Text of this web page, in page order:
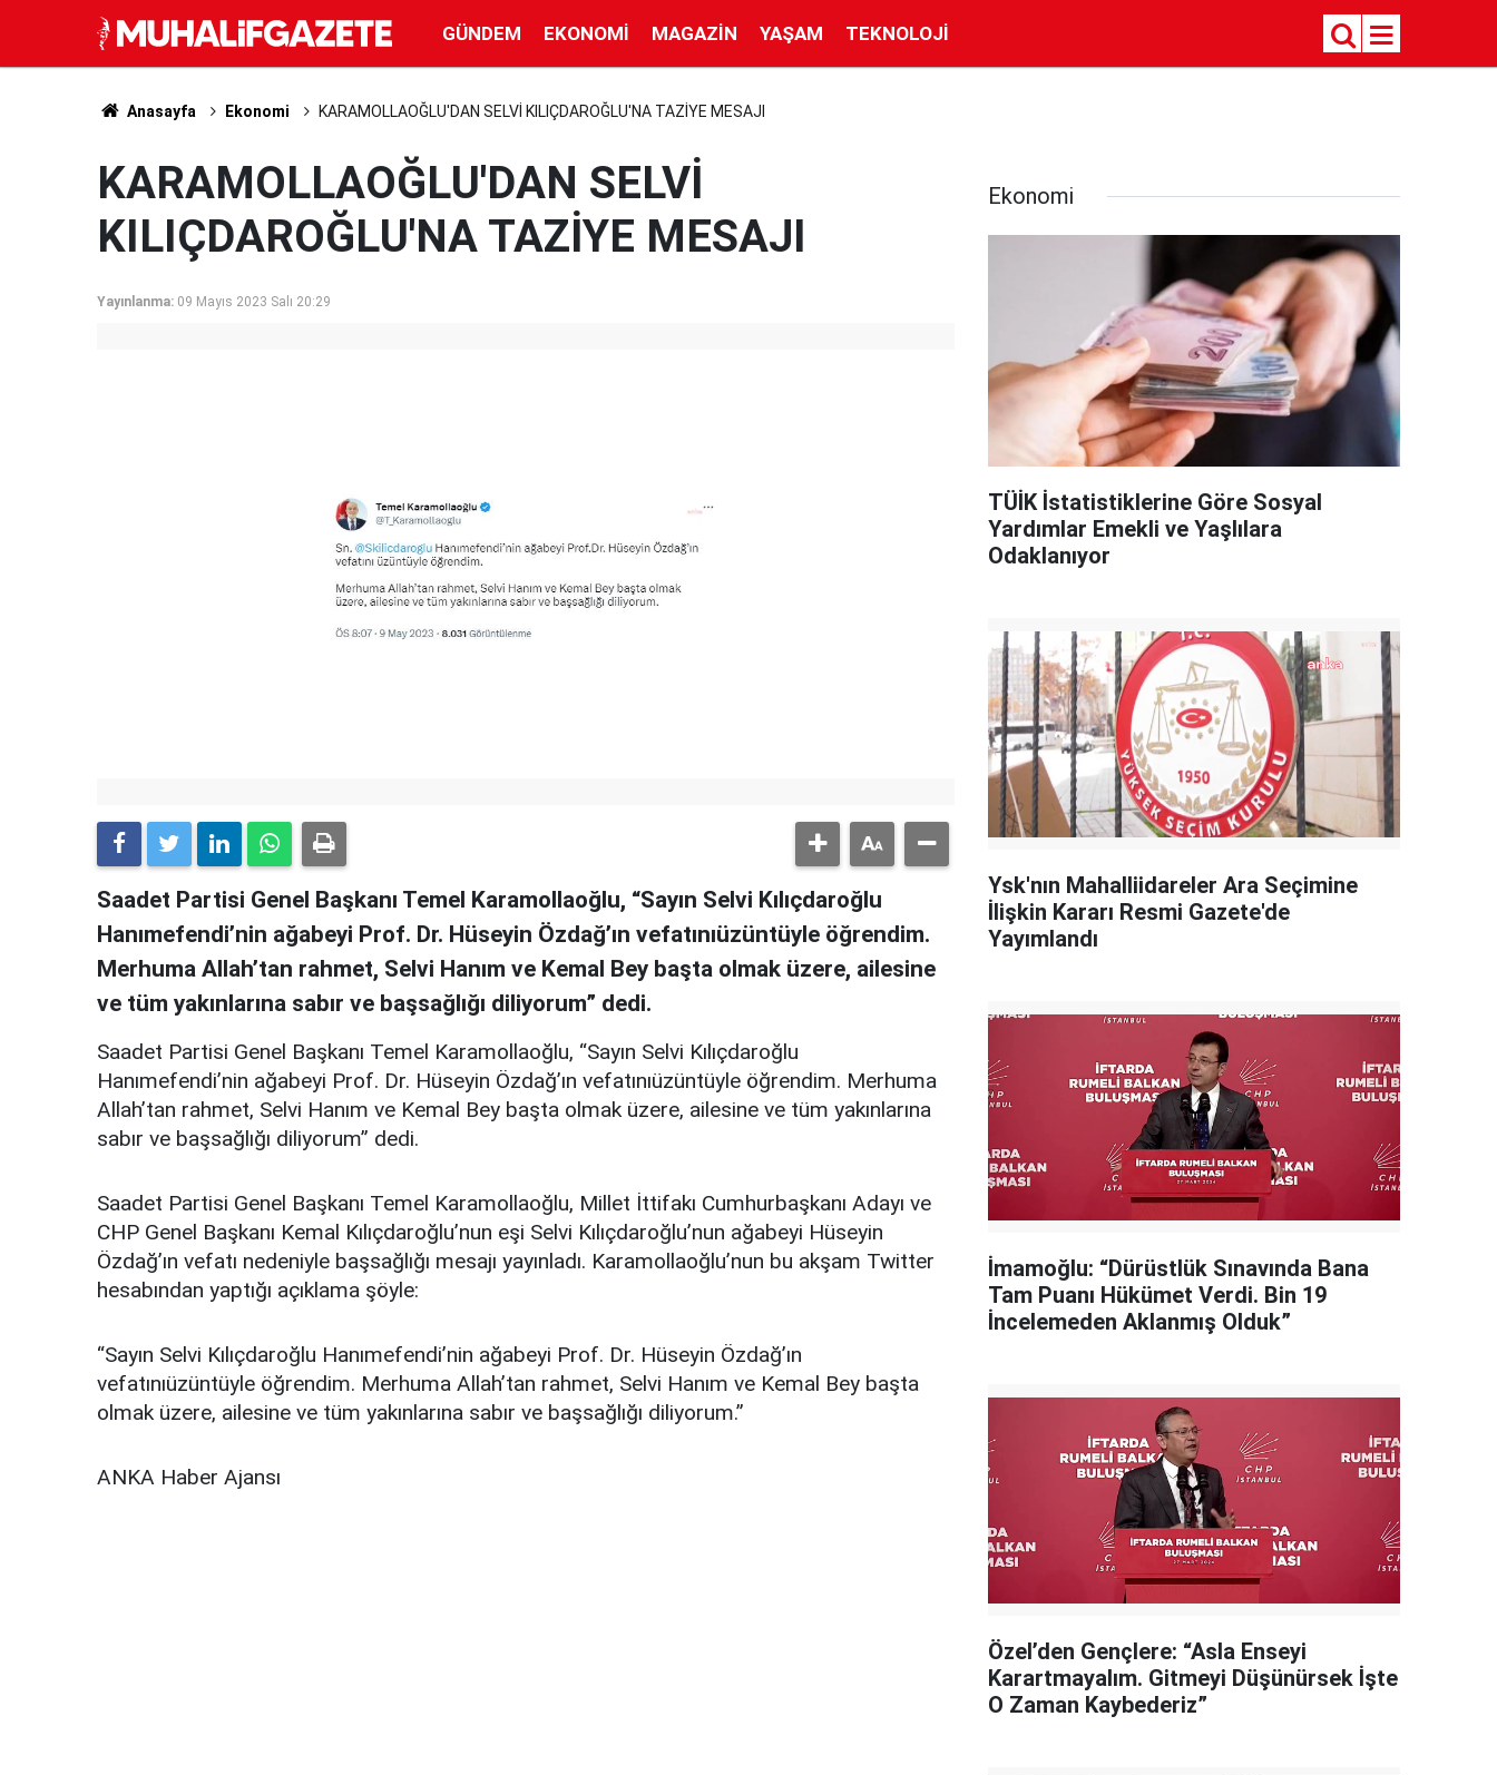
GÜNDEM EKONOMI MAGAZIN YAŞAM TEKNOLOJI
Anasayfa Ekonomi KARAMOLLAOĞLU'DAN SELVİ KILIÇDAROĞLU'NA TAZİYE MESAJI
KARAMOLLAOĞLU'DAN SELVİ
KILIÇDAROĞLU'NA TAZİYE MESAJI
Yayınlanma: 09 Mayıs 2023 Salı 20:29
Saadet Partisi Genel Başkanı Temel Karamollaoğlu, “Sayın Selvi Kılıçdaroğlu
Hanımefendi’nin ağabeyi Prof. Dr. Hüseyin Özdağ’ın vefatınıüzüntüyle öğrendim.
Merhuma Allah’tan rahmet, Selvi Hanım ve Kemal Bey başta olmak üzere, ailesine
ve tüm yakınlarına sabır ve başsağlığı diliyorum” dedi.
Saadet Partisi Genel Başkanı Temel Karamollaoğlu, “Sayın Selvi Kılıçdaroğlu
Hanımefendi’nin ağabeyi Prof. Dr. Hüseyin Özdağ’ın vefatınıüzüntüyle öğrendim. Merhuma
Allah’tan rahmet, Selvi Hanım ve Kemal Bey başta olmak üzere, ailesine ve tüm yakınlarına
sabır ve başsağlığı diliyorum” dedi.
Saadet Partisi Genel Başkanı Temel Karamollaoğlu, Millet İttifakı Cumhurbaşkanı Adayı ve
CHP Genel Başkanı Kemal Kılıçdaroğlu’nun eşi Selvi Kılıçdaroğlu’nun ağabeyi Hüseyin
Özdağ’ın vefatı nedeniyle başsağlığı mesajı yayınladı. Karamollaoğlu’nun bu akşam Twitter
hesabından yaptığı açıklama şöyle:
“Sayın Selvi Kılıçdaroğlu Hanımefendi’nin ağabeyi Prof. Dr. Hüseyin Özdağ’ın
vefatınıüzüntüyle öğrendim. Merhuma Allah’tan rahmet, Selvi Hanım ve Kemal Bey başta
olmak üzere, ailesine ve tüm yakınlarına sabır ve başsağlığı diliyorum.”
ANKA Haber Ajansı
Ekonomi
TÜİK İstatistiklerine Göre Sosyal
Yardımlar Emekli ve Yaşlılara
Odaklanıyor
Ysk'nın Mahalliidareler Ara Seçimine
İlişkin Kararı Resmi Gazete'de
Yayımlandı
İmamoğlu: “Dürüstlük Sınavında Bana
Tam Puanı Hükümet Verdi. Bin 19
İncelemeden Aklanmış Olduk”
Özel’den Gençlere: “Asla Enseyi
Karartmayalım. Gitmeyi Düşünürsek İşte
O Zaman Kaybederiz”